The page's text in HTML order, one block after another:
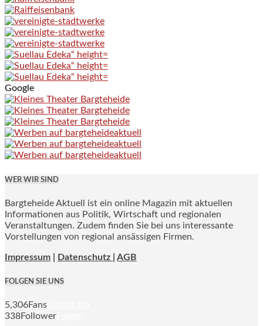
Google
WER WIR SIND
Bargteheide Aktuell ist ein online Magazin mit aktuellen
Informationen aus Politik, Wirtschaft und regionalen
Veranstaltungen. Zudem finden Sie bei uns interessante
Vorstellungen von regional ansässigen Firmen.
Impressum Datenschutz | AGB
FOLGEN SIE UNS
5,306Fans
338Follower